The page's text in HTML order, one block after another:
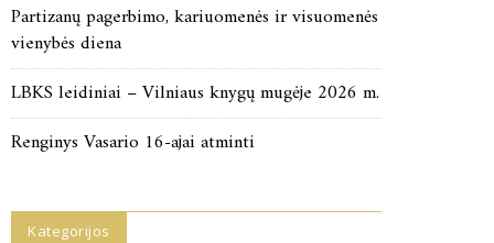
Partizanų pagerbimo, kariuomenės ir visuomenės
vienybės diena
LBKS leidiniai – Vilniaus knygų mugėje 2026 m.
Renginys Vasario 16-ajai atminti
Kategorijos